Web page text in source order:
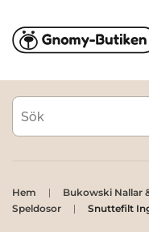
Skip to main
Hem Bukowski Nallar
Speldosor
Snuttefilt